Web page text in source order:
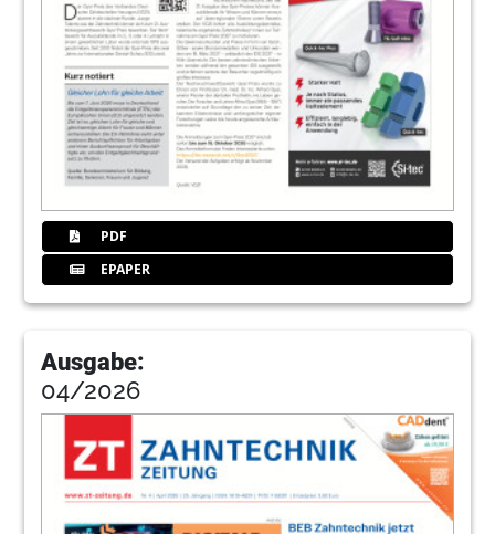
PDF
EPAPER
Ausgabe:
04/2026